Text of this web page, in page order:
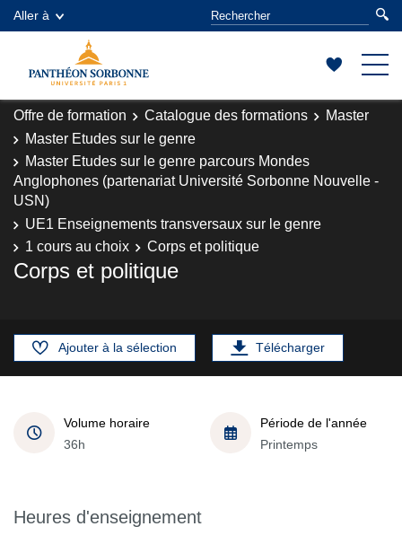
Aller à
Offre de formation Catalogue des formations
Master
Master Etudes sur le genre
Master Etudes sur le genre parcours Mondes
Anglophones (partenariat Université Sorbonne Nouvelle -
USN)
UE1 Enseignements transversaux sur le genre
1 cours au choix
Corps et politique
Corps et politique
Ajouter à la sélection Télécharger
Volume horaire
36h
Période de l'année
Printemps
Heures d'enseignement